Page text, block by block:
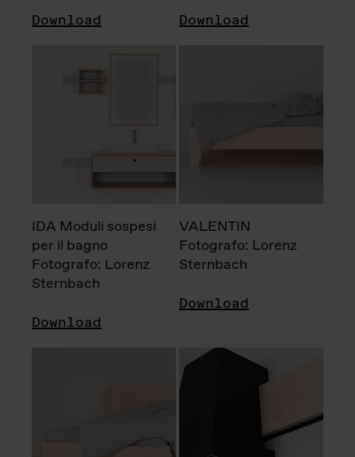
Download Download
IDA Moduli sospesi
per il bagno
Fotografo: Lorenz
Sternbach
Download
VALENTIN
Fotografo: Lorenz
Sternbach
Download